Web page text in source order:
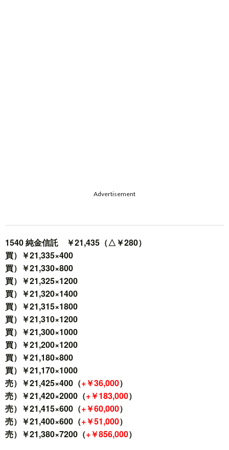
Advertisement
1540 純金信託 ￥21,435（△￥280）
買）￥21,335×400
買）￥21,330×800
買）￥21,325×1200
買）￥21,320×1400
買）￥21,315×1800
買）￥21,310×1200
買）￥21,300×1000
買）￥21,200×1200
買）￥21,180×800
買）￥21,170×1000
売）￥21,425×400（+￥36,000）
売）￥21,420×2000（+￥183,000）
売）￥21,415×600（+￥60,000）
売）￥21,400×600（+￥51,000）
売）￥21,380×7200（+￥856,000）